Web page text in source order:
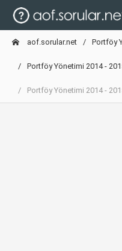
aof.sorular.net Portföy
Portföy Yönetimi 2014 -
Portföy Yönetimi 2014 -